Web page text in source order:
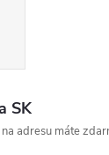
SK
adresu máte